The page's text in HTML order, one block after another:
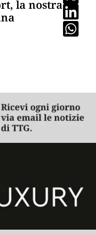
la nostra